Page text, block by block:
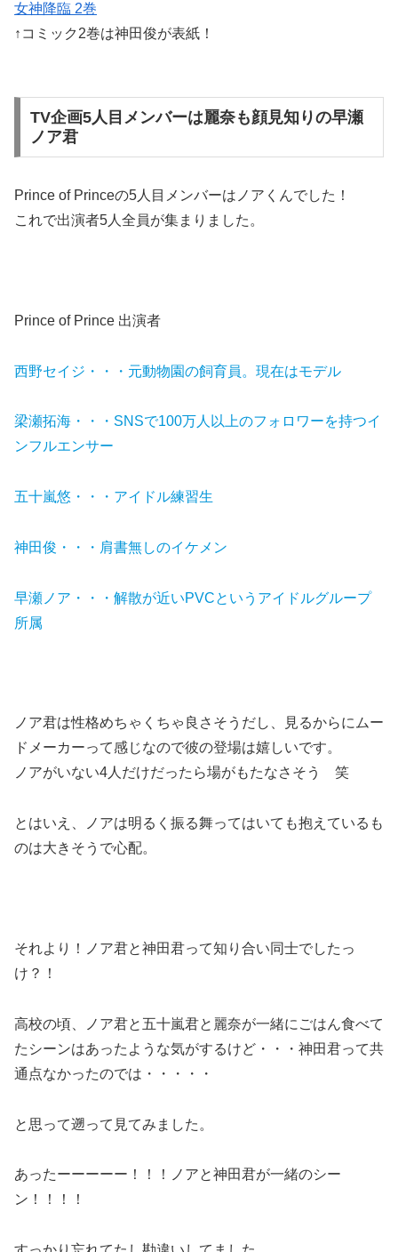
女神降臨 2巻
↑コミック2巻は神田俊が表紙！
TV企画5人目メンバーは麗奈も顔見知りの早瀬
ノア君
Prince of Princeの5人目メンバーはノアくんでした！
これで出演者5人全員が集まりました。
Prince of Prince 出演者
西野セイジ・・・元動物園の飼育員。現在はモデル
梁瀬拓海・・・SNSで100万人以上のフォロワーを持つイ
ンフルエンサー
五十嵐悠・・・アイドル練習生
神田俊・・・肩書無しのイケメン
早瀬ノア・・・解散が近いPVCというアイドルグループ
所属
ノア君は性格めちゃくちゃ良さそうだし、見るからにムー
ドメーカーって感じなので彼の登場は嬉しいです。
ノアがいない4人だけだったら場がもたなさそう 笑
とはいえ、ノアは明るく振る舞ってはいても抱えているも
のは大きそうで心配。
それより！ノア君と神田君って知り合い同士でしたっ
け？！
高校の頃、ノア君と五十嵐君と麗奈が一緒にごはん食べて
たシーンはあったような気がするけど・・・神田君って共
通点なかったのでは・・・・・
と思って遡って見てみました。
あったーーーーー！！！ノアと神田君が一緒のシー
ン！！！！